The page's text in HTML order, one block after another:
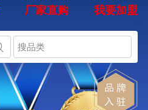
厂家直购 我要加盟